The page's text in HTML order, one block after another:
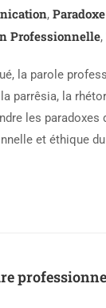
,
Professionnelle,
la parole
parrêsia, la
les paradoxes
et éthique